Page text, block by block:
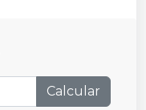
Calcular